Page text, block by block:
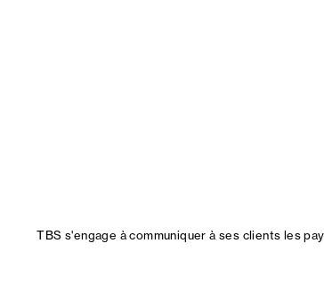
TBS s'engage à communiquer à ses clients les